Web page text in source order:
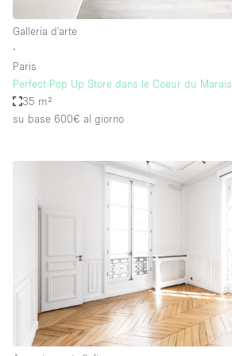
Galleria d'arte
∙
Paris
Perfect Pop Up Store dans le Coeur du Marais
35 m²
su base 600€ al giorno